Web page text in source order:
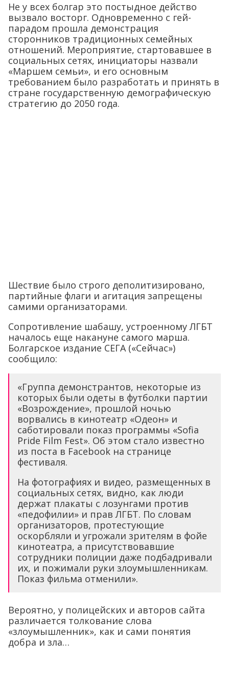
Не у всех болгар это постыдное действо
вызвало восторг. Одновременно с гей-
парадом прошла демонстрация
сторонников традиционных семейных
отношений. Мероприятие, стартовавшее в
социальных сетях, инициаторы назвали
«Маршем семьи», и его основным
требованием было разработать и принять в
стране государственную демографическую
стратегию до 2050 года.
Шествие было строго деполитизировано,
партийные флаги и агитация запрещены
самими организаторами.
Сопротивление шабашу, устроенному ЛГБТ
началось еще накануне самого марша.
Болгарское издание СЕГА («Сейчас»)
сообщило:
«Группа демонстрантов, некоторые из
которых были одеты в футболки партии
«Возрождение», прошлой ночью
ворвались в кинотеатр «Одеон» и
саботировали показ программы «Sofia
Pride Film Fest». Об этом стало известно
из поста в Facebook на странице
фестиваля.
На фотографиях и видео, размещенных в
социальных сетях, видно, как люди
держат плакаты с лозунгами против
«педофилии» и прав ЛГБТ. По словам
организаторов, протестующие
оскорбляли и угрожали зрителям в фойе
кинотеатра, а присутствовавшие
сотрудники полиции даже подбадривали
их, и пожимали руки злоумышленникам.
Показ фильма отменили».
Вероятно, у полицейских и авторов сайта
различается толкование слова
«злоумышленник», как и сами понятия
добра и зла…